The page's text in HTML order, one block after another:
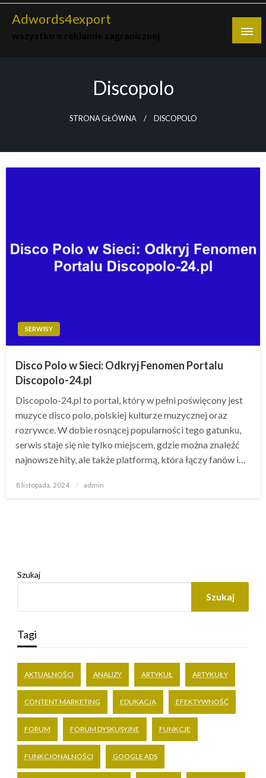
Skip
Adwords4export
Discopolo
STRONA GŁÓWNA DISCOPOLO
SERWISY
Disco Polo w Sieci: Odkryj Fenomen Portalu
Discopolo-24.pl
Discopolo-24.pl to portal, który w pełni poświęcony jest
muzyce disco polo, polskiej kulturze muzycznej oraz
rozrywce. W dobie rosnącej popularności tego gatunku,
serwis staje się nie tylko miejscem, gdzie można znaleźć
najnowsze hity, ale także platformą, która łączy fanów i…
Opublikowane
8 listopada, 2024 admin
Szukaj
Szukaj
Tagi
AKTUALNOŚCI ANALIZY ARTYKUŁ ARTYKUŁY
CONTENT MARKETING EDUKACJA EFEKTYWNOŚĆ
FORUM FORUM DYSKUSYJNE FUNKCJE
FUNKCJONALNOŚCI GOOGLE ADS